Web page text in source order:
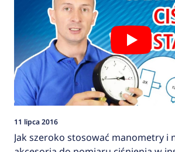
11 lipca 2016
Jak szeroko stosować manometry i